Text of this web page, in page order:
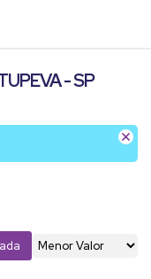
- SP